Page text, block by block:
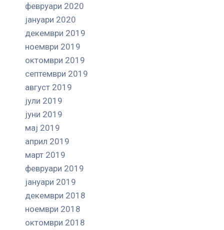
февруари 2020
јануари 2020
декември 2019
ноември 2019
октомври 2019
септември 2019
август 2019
јули 2019
јуни 2019
мај 2019
април 2019
март 2019
февруари 2019
јануари 2019
декември 2018
ноември 2018
октомври 2018